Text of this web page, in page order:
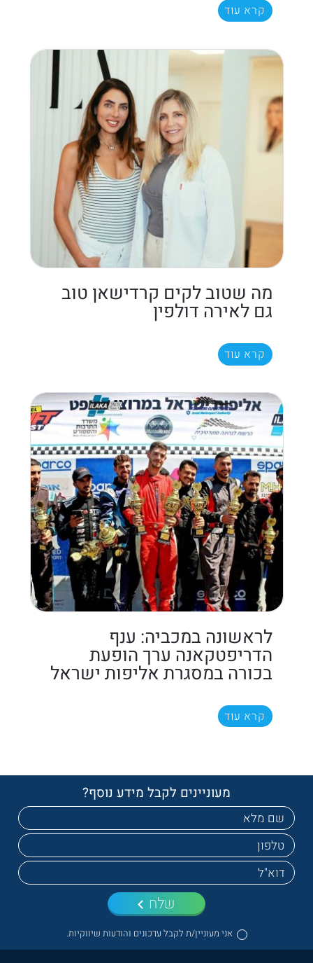
קרא עוד
מה שטוב לקים קרדישאן טוב
גם לאירה דולפין
קרא עוד
לראשונה במכביה: ענף
הדריפטקאנה ערך הופעת
בכורה במסגרת אליפות ישראל
קרא עוד
מעוניינים לקבל מידע נוסף?
אני מעוניין/ת לקבל עדכונים והודעות שיווקיות.
שלח